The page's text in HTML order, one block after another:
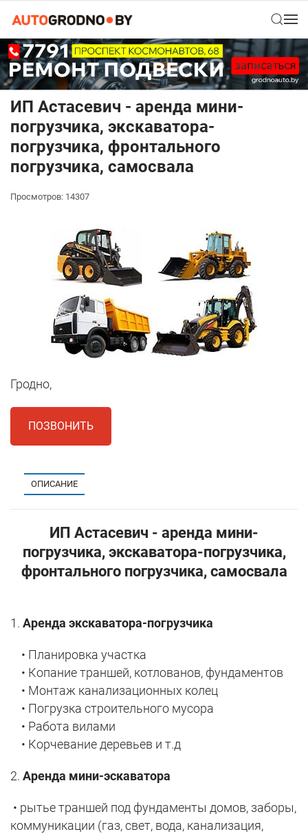
ИП Астасевич - аренда мини-
погрузчика, экскаватора-
погрузчика, фронтального
погрузчика, самосвала
Просмотров: 14307
Гродно,
ПОЗВОНИТЬ
ОПИСАНИЕ
ИП Астасевич - аренда мини-
погрузчика, экскаватора-погрузчика,
фронтального погрузчика, самосвала
1. Аренда экскаватора-погрузчика
• Планировка участка
• Копание траншей, котлованов, фундаментов
• Монтаж канализационных колец
• Погрузка строительного мусора
• Работа вилами
• Корчевание деревьев и т.д
2. Аренда мини-эскаватора
• рытье траншей под фундаменты домов, заборы,
коммуникации (газ, свет, вода, канализация,